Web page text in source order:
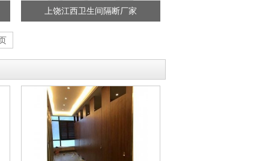
上饶江西卫生间隔断厂家